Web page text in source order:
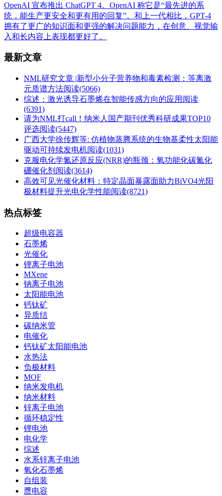
OpenAI 宣布推出 ChatGPT 4。OpenAI 称它是“最先进的系
统，能生产更安全和更有用的回复”。和上一代相比，GPT-4
拥有了更广的知识面和更强的解决问题能力，在创意、视觉输
入和长内容上表现都更好了。
最新文章
NML研究文章 |新型小分子营养物和毒素检测：等离激
元质谱方法阅读(5066)
综述：激光诱导石墨烯在智能传感方向的应用 阅读
(6391)
请为NML打call！纳米人国产期刊优秀科研成果TOP10
评选阅读(5447)
广西大学徐传辉等: 仿植物蒸腾系统的生物基柔性太阳能
驱动可持续发电机阅读(1031)
克服电化学氮还原反应(NRR)的瓶颈：氧功能化碳氮化
硼催化剂 阅读(3614)
高效可见光催化材料：特定晶面暴露面助力BiVO4光阳
极材料提升光电化学性能阅读(8721)
热点标签
超级电容器
石墨烯
光催化
锂离子电池
MXene
钠离子电池
太阳能电池
钙钛矿
异质结
碳纳米管
电催化
钙钛矿太阳能电池
水热法
负极材料
MOF
纳米发电机
纳米材料
锌离子电池
循环稳定性
锂电池
电化学
综述
水系锌离子电池
氧化石墨烯
自组装
赝电容